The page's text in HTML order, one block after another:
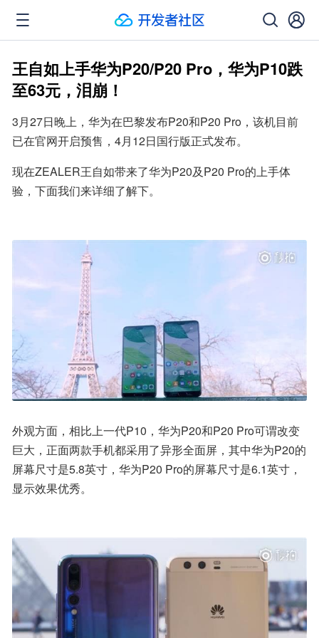
王自如上手华为P20/P20 Pro，华为P10跌
至63元，泪崩！
3月27日晚上，华为在巴黎发布P20和P20 Pro，该机目前
已在官网开启预售，4月12日国行版正式发布。
现在ZEALER王自如带来了华为P20及P20 Pro的上手体
验，下面我们来详细了解下。
外观方面，相比上一代P10，华为P20和P20 Pro可谓改变
巨大，正面两款手机都采用了异形全面屏，其中华为P20的
屏幕尺寸是5.8英寸，华为P20 Pro的屏幕尺寸是6.1英寸，
显示效果优秀。